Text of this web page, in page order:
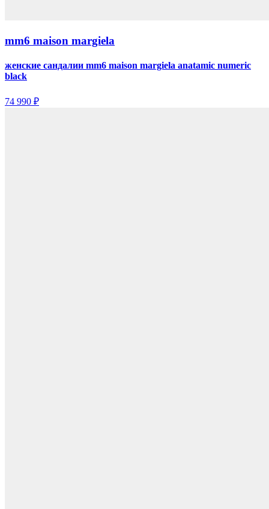
mm6 maison margiela
женские сандалии mm6 maison margiela anatamic numeric
black
74 990 ₽